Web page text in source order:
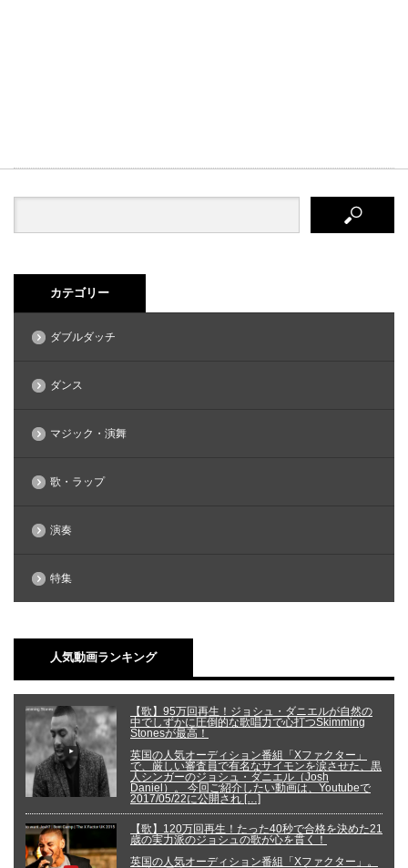
カテゴリー
ダブルダッチ
ダンス
マジック・演舞
歌・ラップ
演奏
特集
人気動画ランキング
【歌】95万回再生！ジョシュ・ダニエルが自然の
中でしずかに圧倒的な歌唱力で心打つSkimming
Stonesが最高！
英国の人気オーディション番組「Xファクター」
で、厳しい審査員で有名なサイモンを涙させた、黒
人シンガーのジョシュ・ダニエル（Josh
Daniel）。 今回ご紹介したい動画は、Youtubeで
2017/05/22に公開され […]
【歌】120万回再生！たった40秒で合格を決めた21
歳の実力派のジョシュの歌が心を貫く！
英国の人気オーディション番組「Xファクター」。